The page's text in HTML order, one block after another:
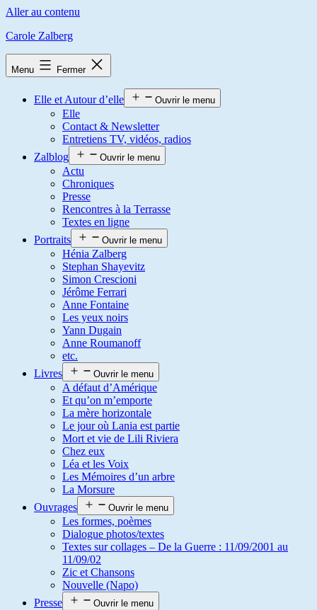
Aller au contenu
Carole Zalberg
Menu Fermer
Elle et Autour d’elle Ouvrir le menu
Elle
Contact & Newsletter
Entretiens TV, vidéos, radios
Zalblog
Ouvrir le menu
Actu
Chroniques
Presse
Rencontres à la Terrasse
Textes en ligne
Portraits
Ouvrir le menu
Hénia Zalberg
Stephan Shayevitz
Simon Crescioni
Jérôme Ferrari
Anne Fontaine
Les yeux noirs
Yann Dugain
Anne Roumanoff
etc.
Livres
Ouvrir le menu
A défaut d’Amérique
Et qu’on m’emporte
La mère horizontale
Le jour où Lania est partie
Mort et vie de Lili Riviera
Chez eux
Léa et les Voix
Les Mémoires d’un arbre
La Morsure
Ouvrages
Ouvrir le menu
Les formes, poèmes
Dialogue photos/textes
Textes sur collages – De la Guerre : 11/09/2001 au
11/09/02
Zic et Chansons
Nouvelle (Napo)
Presse
Ouvrir le menu